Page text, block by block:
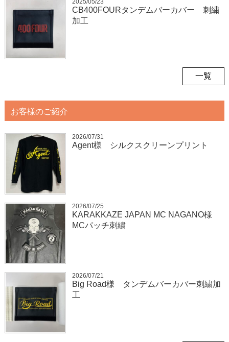
2025/05/23
CB400FOURタンデムバーカバー 刺繍
加工
一覧
お客様のご紹介
2026/07/31
Agent様 シルクスクリーンプリント
2026/07/25
KARAKKAZE JAPAN MC NAGANO様
MCパッチ刺繍
2026/07/21
Big Road様 タンデムバーカバー刺繍加
工